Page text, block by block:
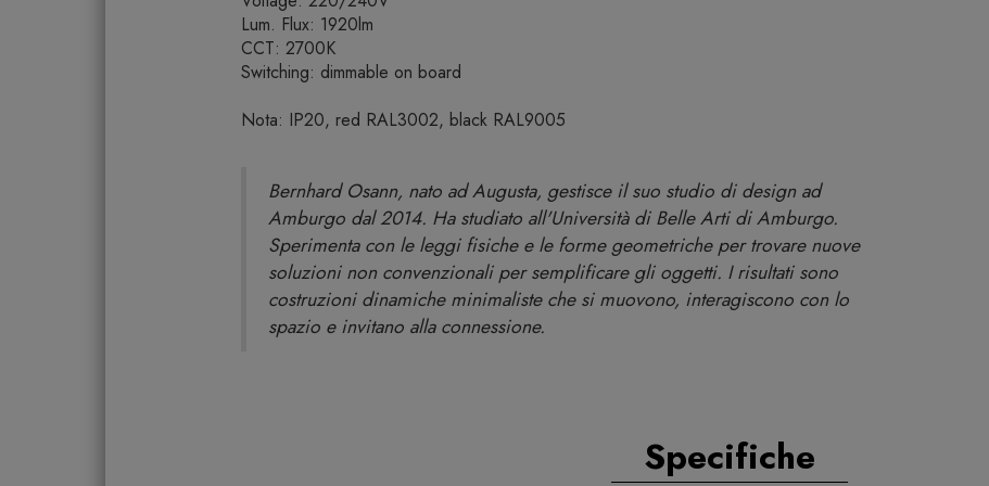
Lum. Flux: 1920lm
CCT: 2700K
Switching: dimmable on board
Nota: IP20, red RAL3002, black RAL9005
Bernhard Osann, nato ad Augusta, gestisce il suo studio di design ad
Amburgo dal 2014. Ha studiato all'Università di Belle Arti di Amburgo.
Sperimenta con le leggi fisiche e le forme geometriche per trovare nuove
soluzioni non convenzionali per semplificare gli oggetti. I risultati sono
costruzioni dinamiche minimaliste che si muovono, interagiscono con lo
spazio e invitano alla connessione.
Specifiche